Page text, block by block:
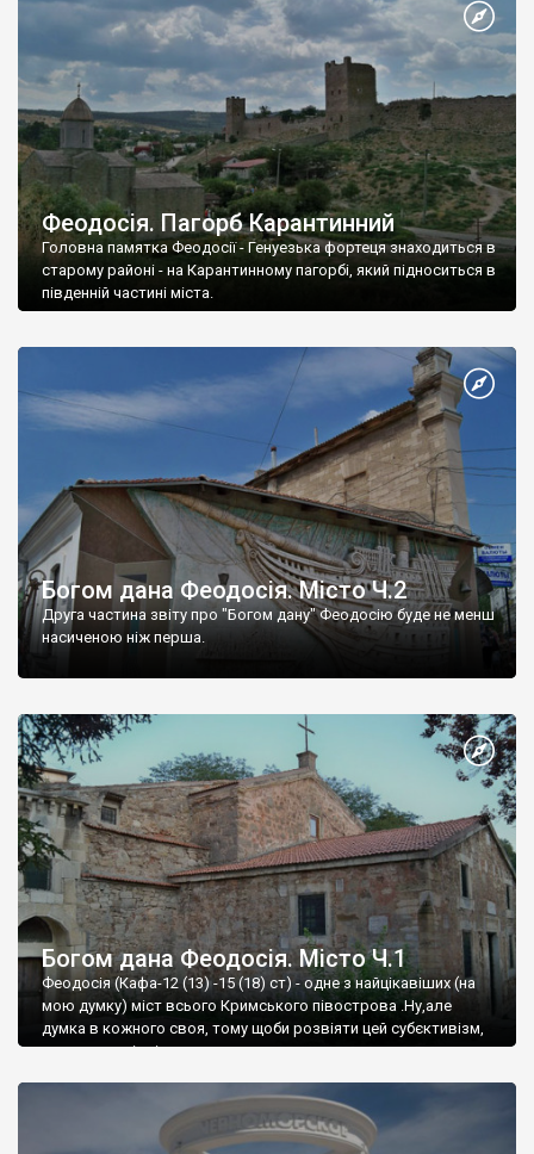
Феодосія. Пагорб Карантинний
Головна памятка Феодосії - Генуезька фортеця знаходиться в
старому районі - на Карантинному пагорбі, який підноситься в
південній частині міста.
Богом дана Феодосія. Місто Ч.2
Друга частина звіту про "Богом дану" Феодосію буде не менш
насиченою ніж перша.
Богом дана Феодосія. Місто Ч.1
Феодосія (Кафа-12 (13) -15 (18) ст) - одне з найцікавіших (на
мою думку) міст всього Кримського півострова .Ну,але
думка в кожного своя, тому щоби розвіяти цей субєктивізм,
запрошую відвідати це